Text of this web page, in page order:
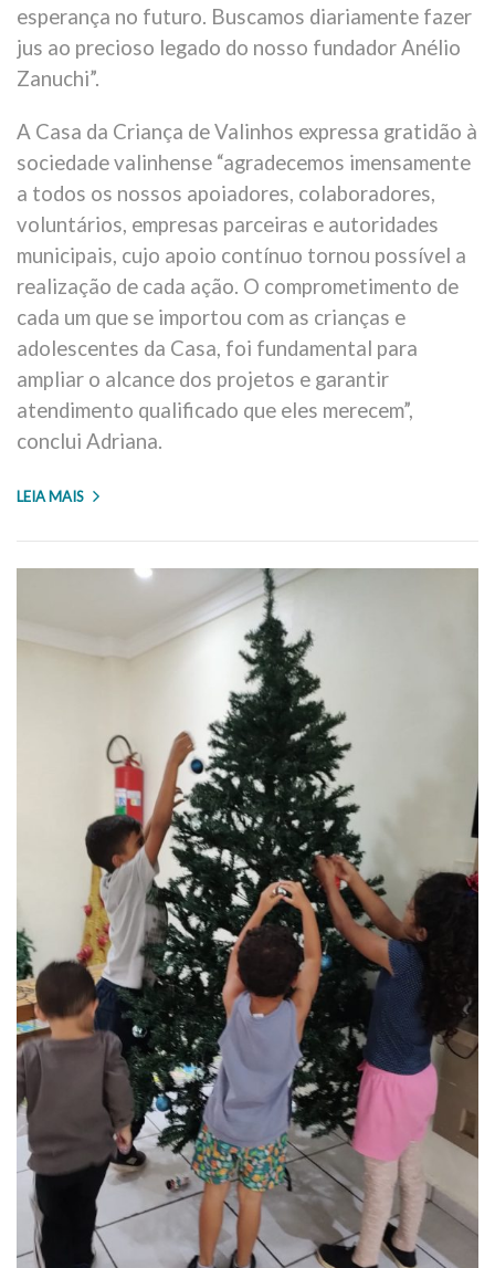
esperança no futuro. Buscamos diariamente fazer
jus ao precioso legado do nosso fundador Anélio
Zanuchi”.
A Casa da Criança de Valinhos expressa gratidão à
sociedade valinhense “agradecemos imensamente
a todos os nossos apoiadores, colaboradores,
voluntários, empresas parceiras e autoridades
municipais, cujo apoio contínuo tornou possível a
realização de cada ação. O comprometimento de
cada um que se importou com as crianças e
adolescentes da Casa, foi fundamental para
ampliar o alcance dos projetos e garantir
atendimento qualificado que eles merecem”,
conclui Adriana.
LEIA MAIS